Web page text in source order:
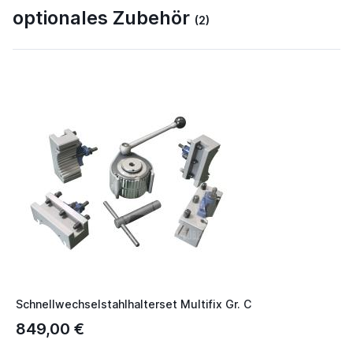
optionales Zubehör (2)
Schnellwechselstahlhalterset Multifix Gr. C
849,00 €